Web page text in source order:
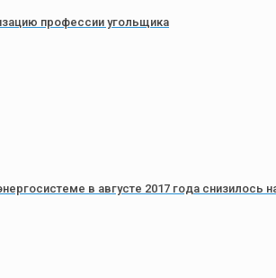
профессии угольщика
в августе 2017 года снизилось